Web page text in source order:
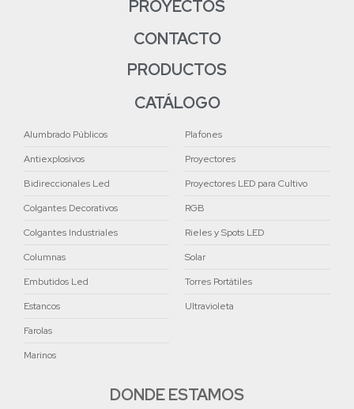
PROYECTOS
CONTACTO
PRODUCTOS
CATÁLOGO
Alumbrado Públicos
Antiexplosivos
Bidireccionales Led
Colgantes Decorativos
Colgantes Industriales
Columnas
Embutidos Led
Estancos
Farolas
Marinos
Plafones
Proyectores
Proyectores LED para Cultivo
RGB
Rieles y Spots LED
Solar
Torres Portátiles
Ultravioleta
DONDE ESTAMOS